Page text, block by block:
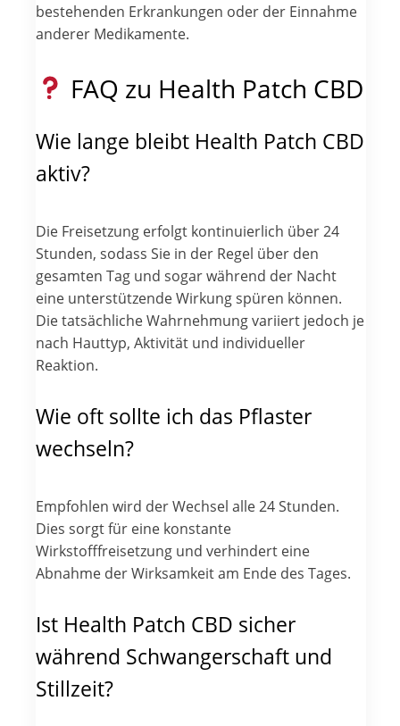
bestehenden Erkrankungen oder der Einnahme
anderer Medikamente.
FAQ zu Health Patch CBD
Wie lange bleibt Health Patch CBD
aktiv?
Die Freisetzung erfolgt kontinuierlich über 24
Stunden, sodass Sie in der Regel über den
gesamten Tag und sogar während der Nacht
eine unterstützende Wirkung spüren können.
Die tatsächliche Wahrnehmung variiert jedoch je
nach Hauttyp, Aktivität und individueller
Reaktion.
Wie oft sollte ich das Pflaster
wechseln?
Empfohlen wird der Wechsel alle 24 Stunden.
Dies sorgt für eine konstante
Wirkstofffreisetzung und verhindert eine
Abnahme der Wirksamkeit am Ende des Tages.
Ist Health Patch CBD sicher
während Schwangerschaft und
Stillzeit?